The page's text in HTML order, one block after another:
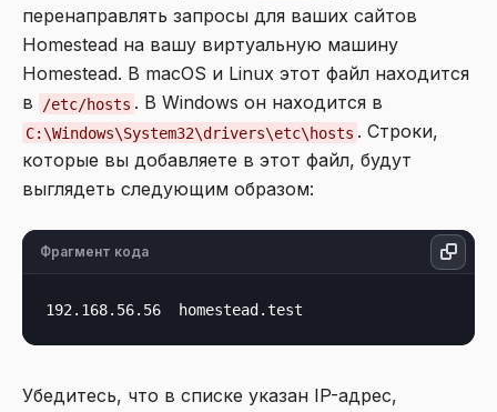
перенаправлять запросы для ваших сайтов
Homestead на вашу виртуальную машину
Homestead. В macOS и Linux этот файл находится
в
/etc/hosts . В Windows он находится в
C:\Windows\System32\drivers\etc\hosts . Строки,
которые вы добавляете в этот файл, будут
выглядеть следующим образом:
Фрагмент кода
Убедитесь, что в списке указан IP-адрес,